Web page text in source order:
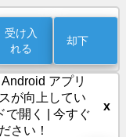
受け入
れる
却下
アプリ
が向上してい
で開く
今すぐ
さい！
x